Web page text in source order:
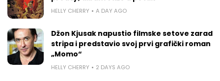
HELLY CHERRY A DAY AGO
Džon Kjusak napustio filmske setove zarad
stripa i predstavio svoj prvi grafički roman
„Momo“
HELLY CHERRY 2 DAYS AGO